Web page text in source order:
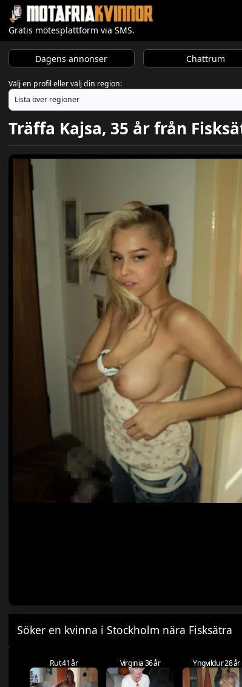
Gratis mötesplattform via SMS.
Dagens annonser Chattrum
Välj en profil eller välj din region:
Träffa Kajsa, 35 år från
Söker en kvinna i Stockholm nära Fisksätra
Rut 41 år Virginia 36 år Yngvildur 28 år